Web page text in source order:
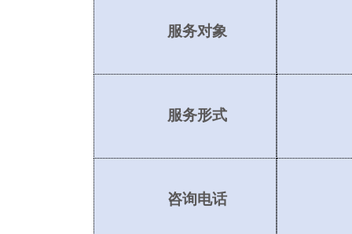
服务对象
服务形式
咨询电话